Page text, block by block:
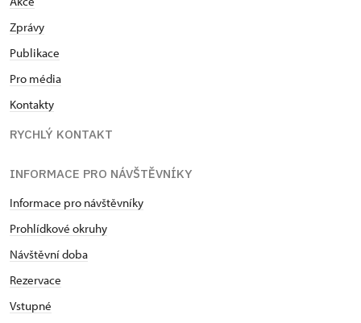
Zprávy
Publikace
Pro média
Kontakty
RYCHLÝ KONTAKT
INFORMACE PRO NÁVŠTĚVNÍKY
Informace pro návštěvníky
Prohlídkové okruhy
Návštěvní doba
Rezervace
Vstupné